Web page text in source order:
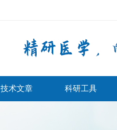
技术文章 科研工具